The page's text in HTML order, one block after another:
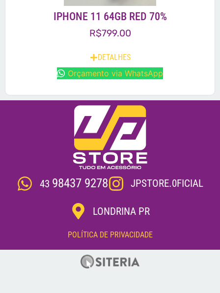
IPHONE 11 64GB RED 70%
R$799.00
DETALHES
Orçamento via WhatsApp
43 98437 9278 JPSTORE.0FICIAL
LONDRINA PR
POLÍTICA DE PRIVACIDADE